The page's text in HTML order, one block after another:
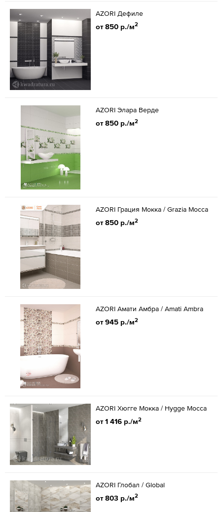
AZORI Дефиле
от 850 р./м2
AZORI Элара Верде
от 850 р./м2
AZORI Грация Мокка / Grazia Mocca
от 850 р./м2
AZORI Амати Амбра / Amati Ambra
от 945 р./м2
AZORI Хюгге Мокка / Hygge Mocca
от 1 416 р./м2
AZORI Глобал / Global
от 803 р./м2